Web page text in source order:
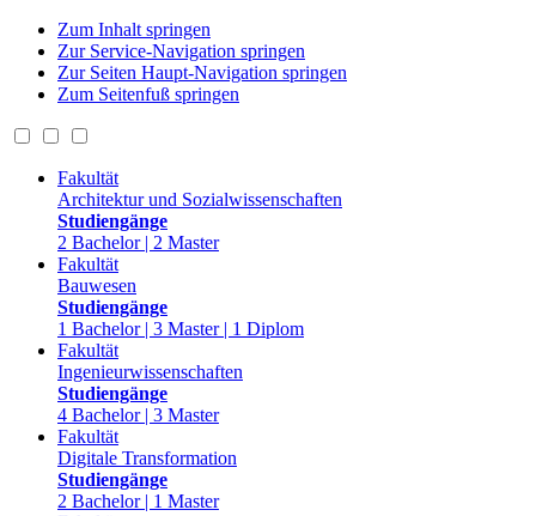
Zum Inhalt springen
Zur Service-Navigation springen
Zur Seiten Haupt-Navigation springen
Zum Seitenfuß springen
Fakultät
Architektur und Sozialwissenschaften
Studiengänge
2 Bachelor | 2 Master
Fakultät
Bauwesen
Studiengänge
1 Bachelor | 3 Master | 1 Diplom
Fakultät
Ingenieurwissenschaften
Studiengänge
4 Bachelor | 3 Master
Fakultät
Digitale Transformation
Studiengänge
2 Bachelor | 1 Master